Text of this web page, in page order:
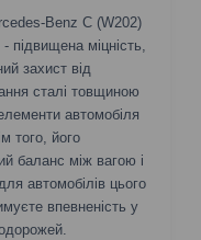
Benz C (W202)
підвищена міцність,
захист від
сталі товщиною
автомобіля
того, його
баланс між вагою і
автомобілів цього
впевненість у